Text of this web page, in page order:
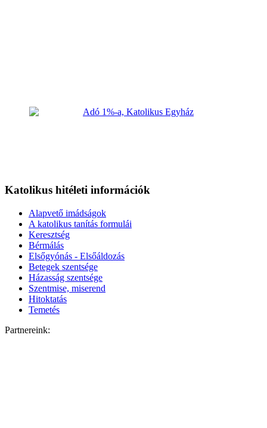
Katolikus hitéleti információk
Alapvető imádságok
A katolikus tanítás formulái
Keresztség
Bérmálás
Elsőgyónás - Elsőáldozás
Betegek szentsége
Házasság szentsége
Szentmise, miserend
Hitoktatás
Temetés
Partnereink: